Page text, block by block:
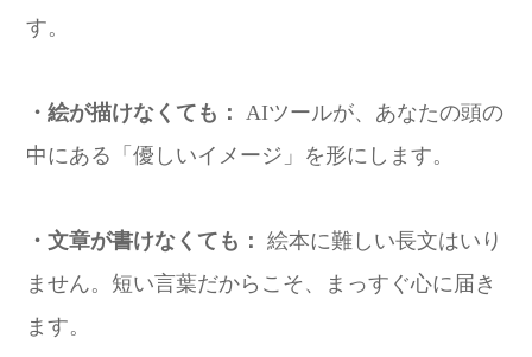
す。
・絵が描けなくても： AIツールが、あなたの頭の
中にある「優しいイメージ」を形にします。
・文章が書けなくても： 絵本に難しい長文はいり
ません。短い言葉だからこそ、まっすぐ心に届き
ます。